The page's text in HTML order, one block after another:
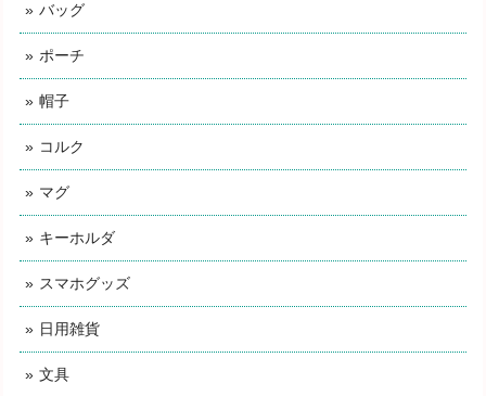
バッグ
ポーチ
帽子
コルク
マグ
キーホルダ
スマホグッズ
日用雑貨
文具